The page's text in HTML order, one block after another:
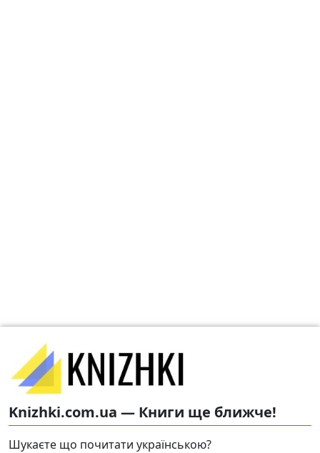
Knizhki.com.ua — Книги ще ближче!
Шукаєте що почитати українською?